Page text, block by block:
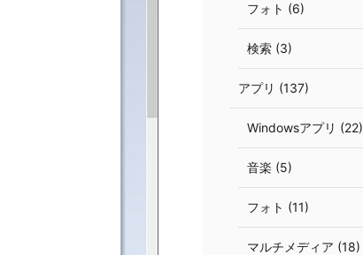
フォト (6)
検索 (3)
アプリ (137)
Windowsアプリ (22)
音楽 (5)
フォト (11)
マルチメディア (18)